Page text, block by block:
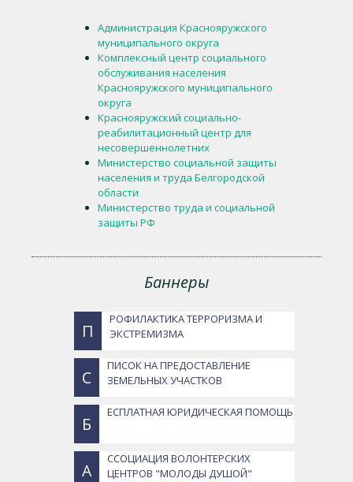
Администрация Краснояружского
муниципального округа
Комплексный центр социального
обслуживания населения
Краснояружского муниципального
округа
Краснояружский социально-
реабилитационный центр для
несовершеннолетних
Министерство социальной защиты
населения и труда Белгородской
области
Министерство труда и социальной
защиты РФ
Баннеры
П
РОФИЛАКТИКА ТЕРРОРИЗМА И
ЭКСТРЕМИЗМА
С
ПИСОК НА ПРЕДОСТАВЛЕНИЕ
ЗЕМЕЛЬНЫХ УЧАСТКОВ
Б
ЕСПЛАТНАЯ ЮРИДИЧЕСКАЯ ПОМОЩЬ
А
ССОЦИАЦИЯ ВОЛОНТЕРСКИХ
ЦЕНТРОВ "МОЛОДЫ ДУШОЙ"